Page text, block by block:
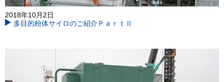
2018年10月2日
多目的粉体サイロのご紹介ＰａｒｔⅡ